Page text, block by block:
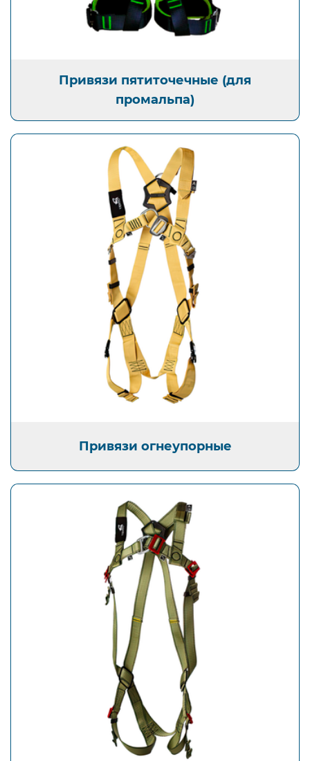
Привязи пятиточечные (для
промальпа)
Открыть изображение
Привязи огнеупорные
Привязи огнеупорные
Открыть изображение
Привязи антистатичные (искробезопасные)